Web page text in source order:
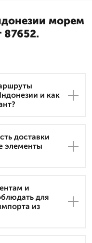
морем
87652.
и как
доставки
элементы
и
для
из